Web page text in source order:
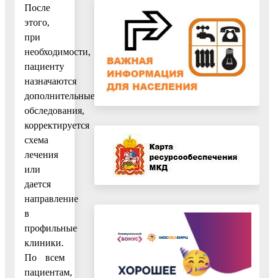
После
этого,
при
необходимости,
пациенту
назначаются
дополнительные
обследования,
корректируется
схема
лечения
или
дается
направление
в
профильные
клиники.
По всем
пациентам,